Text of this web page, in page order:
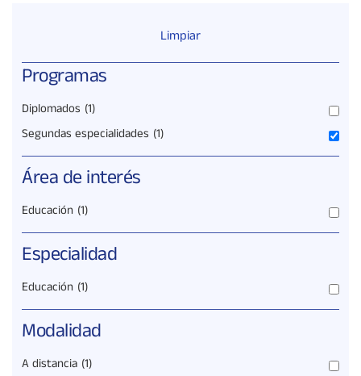
Limpiar
Programas
Diplomados (1)
Segundas especialidades (1)
Área de interés
Educación (1)
Especialidad
Educación (1)
Modalidad
A distancia (1)